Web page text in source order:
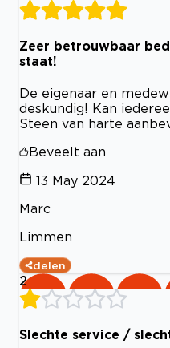
Zeer betrouwbaar
staat!
De eigenaar en
deskundig! Kan
Steen van harte
Beveelt aan
13 May 2024
Marc
Limmen
delen
2
Slechte service /